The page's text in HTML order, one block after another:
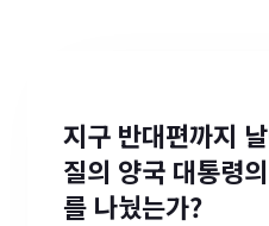
지구 반대편까지
질의 양국 대통령
를 나눴는가?